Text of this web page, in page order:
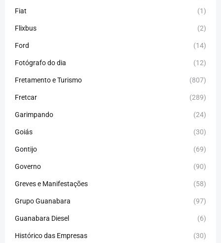
Fiat (1)
Flixbus (2)
Ford (14)
Fotógrafo do dia (12)
Fretamento e Turismo (807)
Fretcar (289)
Garimpando (24)
Goiás (30)
Gontijo (69)
Governo (90)
Greves e Manifestações (58)
Grupo Guanabara (97)
Guanabara Diesel (6)
Histórico das Empresas (30)